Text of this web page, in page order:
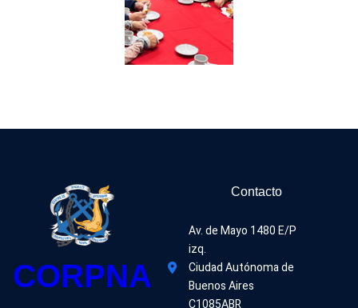
CORPNA
Contacto
Av. de Mayo 1480 E/P
izq.
Ciudad Autónoma de
Buenos Aires
C1085ABR